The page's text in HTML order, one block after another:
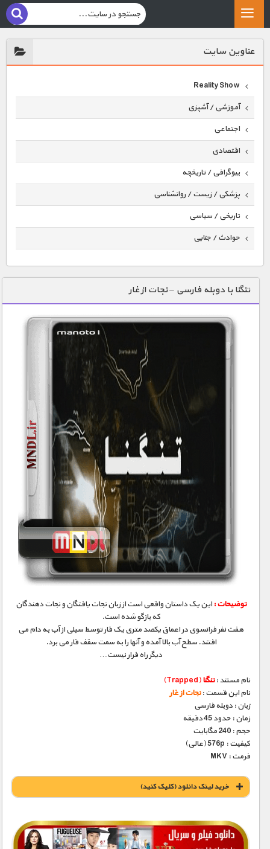
عناوين سايت
Reality Show
آموزشی / آشپزی
اجتماعی
اقتصادی
بیوگرافی / تاریخچه
پزشکی / زیست / روانشناسی
تاریخی / سیاسی
حوادث / جنایی
دنیای خوراکی ها
زمین شناسی / محیط زیست
سازه/ معماری/ مهندسی
سرگرمی
مسابقات / ورزشی
مستند های اختصاصی
تنگنا با دوبله فارسی – نجات از غار
توضیحات :این یک داستان واقعی است از زبان نجات یافتگان و نجات دهندگان
که بازگو شده است.
هفت نفر فرانسوی در اعماق یکصد متری یک قار توسط سیلی از آب به دام می
افتند. سطح آب بالا آمده و آنها را به سمت سقف قار می برد.
دیگر راه فرار نیست…
نام مستند :تنگنا(Trapped)
نام این قسمت :نجات از غار
زبان : دوبله فارسی
زمان : حدود 45 دقیقه
حجم : 240 مگابایت
کیفیت : 576p (عالی)
فرمت : MKV
خريد لينک دانلود (کليک کنيد)
1900 تومان – خريد لينک دانلود (افزودن به سبد خريد)